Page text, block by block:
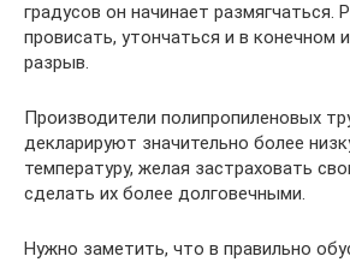
градусов он начинает размягчаться.
провисать, утончаться и в конечном
разрыв.
Производители полипропиленовых
декларируют значительно более
температуру, желая застраховать
сделать их более долговечными.
Нужно заметить, что в правильно